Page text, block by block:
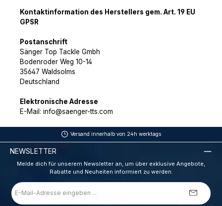
Kontaktinformation des Herstellers gem. Art. 19 EU
GPSR
Postanschrift
Sänger Top Tackle Gmbh
Bodenroder Weg 10-14
35647 Waldsolms
Deutschland
Elektronische Adresse
E-Mail: info@saenger-tts.com
Versand innerhalb von 24h werktags
NEWSLETTER
Melde dich für unserem Newsletter an, um über exklusive Angebote,
Rabatte und Neuheiten informiert zu werden.
E-
Mail-
Adresse